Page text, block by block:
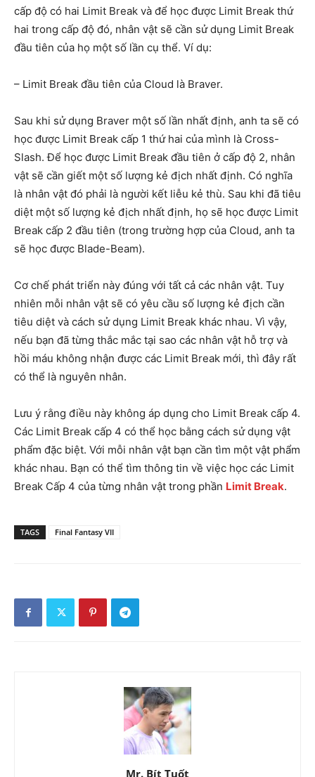
cấp độ có hai Limit Break và để học được Limit Break thứ
hai trong cấp độ đó, nhân vật sẽ cần sử dụng Limit Break
đầu tiên của họ một số lần cụ thể. Ví dụ:
– Limit Break đầu tiên của Cloud là Braver.
Sau khi sử dụng Braver một số lần nhất định, anh ta sẽ có
học được Limit Break cấp 1 thứ hai của mình là Cross-
Slash. Để học được Limit Break đầu tiên ở cấp độ 2, nhân
vật sẽ cần giết một số lượng kẻ địch nhất định. Có nghĩa
là nhân vật đó phải là người kết liễu kẻ thù. Sau khi đã tiêu
diệt một số lượng kẻ địch nhất định, họ sẽ học được Limit
Break cấp 2 đầu tiên (trong trường hợp của Cloud, anh ta
sẽ học được Blade-Beam).
Cơ chế phát triển này đúng với tất cả các nhân vật. Tuy
nhiên mỗi nhân vật sẽ có yêu cầu số lượng kẻ địch cần
tiêu diệt và cách sử dụng Limit Break khác nhau. Vì vậy,
nếu bạn đã từng thắc mắc tại sao các nhân vật hỗ trợ và
hồi máu không nhận được các Limit Break mới, thì đây rất
có thể là nguyên nhân.
Lưu ý rằng điều này không áp dụng cho Limit Break cấp 4.
Các Limit Break cấp 4 có thể học bằng cách sử dụng vật
phẩm đặc biệt. Với mỗi nhân vật bạn cần tìm một vật phẩm
khác nhau. Bạn có thể tìm thông tin về việc học các Limit
Break Cấp 4 của từng nhân vật trong phần Limit Break.
TAGS Final Fantasy VII
Mr. Bít Tuốt